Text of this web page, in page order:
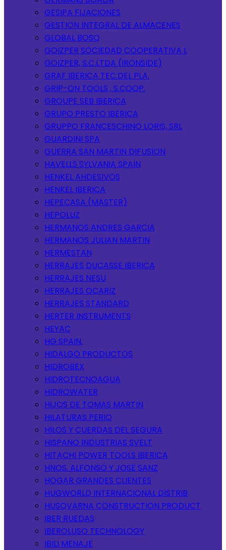
GESIPA FIJACIONES
GESTION INTEGRAL DE ALMACENES
GLOBAL BOSQ
GOIZPER SOCIEDAD COOPERATIVA L
GOIZPER, S.C.LTDA (IRONSIDE)
GRAF IBERICA TEC.DEL PLA.
GRIP-ON TOOLS , S.COOP.
GROUPE SEB IBERICA
GRUPO PRESTO IBERICA
GRUPPO FRANCESCHINO LORIS, SRL
GUARDINI SPA
GUERRA SAN MARTIN DIFUSION
HAVELLS SYLVANIA SPAIN
HENKEL AHDESIVOS
HENKEL IBERICA
HEPECASA (MASTER)
HEPOLUZ
HERMANOS ANDRES GARCIA
HERMANOS JULIAN MARTIN
HERMESTAN
HERRAJES DUCASSE IBERICA
HERRAJES NESU
HERRAJES OCARIZ
HERRAJES STANDARD
HERTER INSTRUMENTS
HEYAC
HG SPAIN.
HIDALGO PRODUCTOS
HIDROBEX
HIDROTECNOAGUA
HIDROWATER
HIJOS DE TOMAS MARTIN
HILATURAS PERIO
HILOS Y CUERDAS DEL SEGURA
HISPANO INDUSTRIAS SVELT
HITACHI POWER TOOLS IBERICA
HNOS. ALFONSO Y JOSE SANZ
HOGAR GRANDES CLIENTES
HUGWORLD INTERNACIONAL DISTRIB
HUSQVARNA CONSTRUCTION PRODUCT
IBER RUEDAS
IBEROLUSO TECHNOLOGY
IBILI MENAJE